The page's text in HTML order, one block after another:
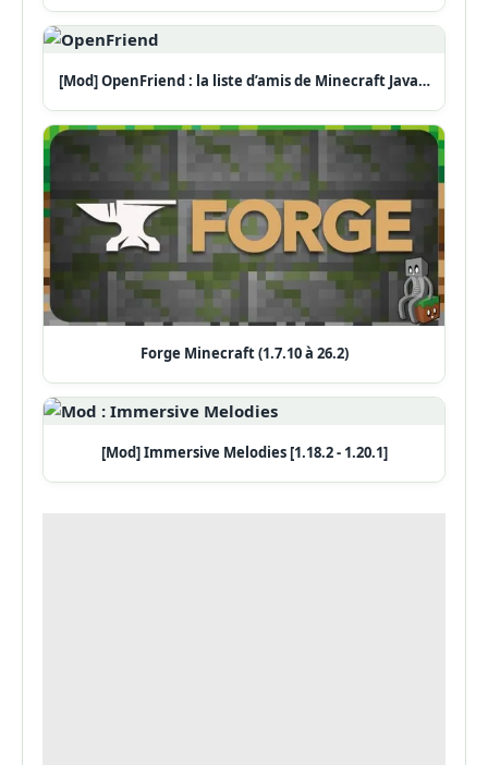
[Mod] OpenFriend : la liste d’amis de Minecraft Java…
Forge Minecraft (1.7.10 à 26.2)
[Mod] Immersive Melodies [1.18.2 - 1.20.1]